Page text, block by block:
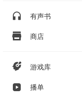
有声书
商店
游戏库
播单